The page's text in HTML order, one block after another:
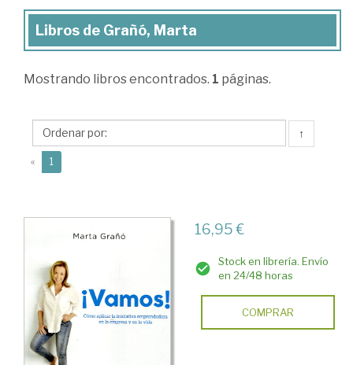
Libros
Grañó,
Libros de Grañó, Marta
Mostrando libros encontrados. 1 páginas.
↑
« 1
16,95 €
Stock en librería. Envío
en 24/48 horas
COMPRAR